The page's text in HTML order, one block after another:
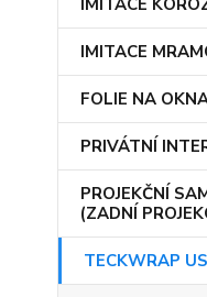
IMITACE
IMITACE
FOLIE NA
PRIVÁTNÍ
PROJEKČNÍ
(ZADNÍ
TECKWRAP